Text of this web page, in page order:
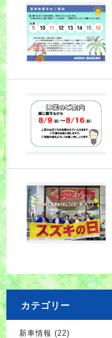
カテゴリー
新車情報 (22)